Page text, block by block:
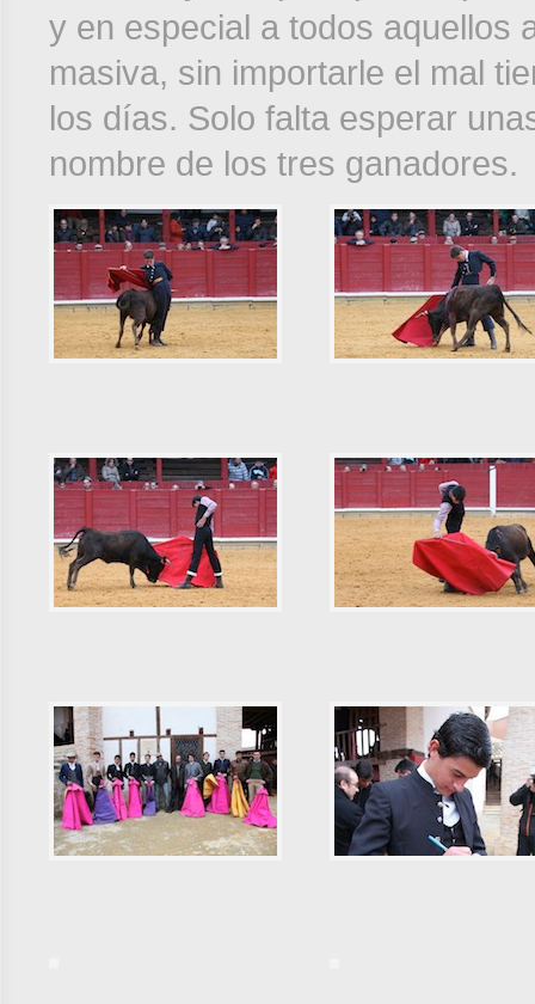
y en especial a todos aquellos
masiva, sin importarle el mal
los días. Solo falta esperar
nombre de los tres ganadores.